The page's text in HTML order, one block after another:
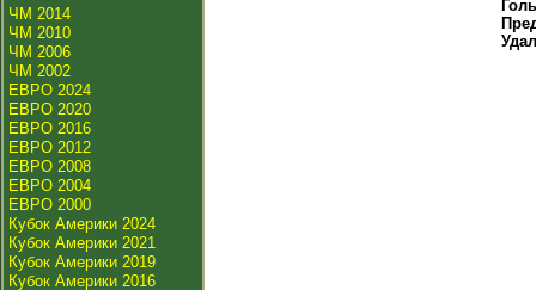
ЧМ 2014
ЧМ 2010
ЧМ 2006
ЧМ 2002
ЕВРО 2024
ЕВРО 2020
ЕВРО 2016
ЕВРО 2012
ЕВРО 2008
ЕВРО 2004
ЕВРО 2000
Кубок Америки 2024
Кубок Америки 2021
Кубок Америки 2019
Кубок Америки 2016